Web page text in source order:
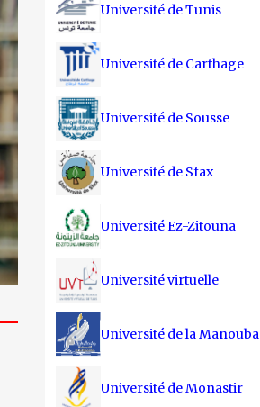
Université de Tunis
Université de Carthage
Université de Sousse
Université de Sfax
Université Ez-Zitouna
Université virtuelle
Université de la Manouba
Université de Monastir